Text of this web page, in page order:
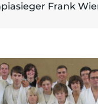
Frank